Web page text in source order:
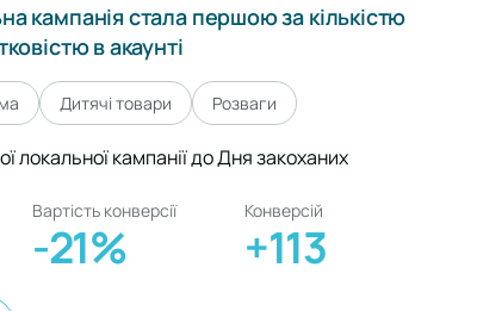
кампанія стала першою за кількістю
в акаунті
Дитячі товари Розваги
локальної кампанії до Дня закоханих
Вартість конверсії
-21%
Конверсій
+113